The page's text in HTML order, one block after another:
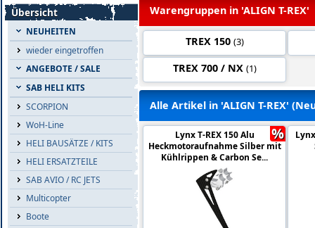
Übersicht
NEUHEITEN
wieder eingetroffen
ANGEBOTE / SALE
SAB HELI KITS
SCORPION
WoH-Line
HELI BAUSÄTZE / KITS
HELI ERSATZTEILE
SAB AVIO / RC JETS
Multicopter
Boote
Warengruppen in 'ALIGN T-REX'
TREX 150 (3)
TREX 700 / NX (1)
Alle Artikel in 'ALIGN T-REX'
Lynx T-REX 150 Alu
Heckmotoraufnahme Silber mit
Kühlrippen & Carbon Se...
%